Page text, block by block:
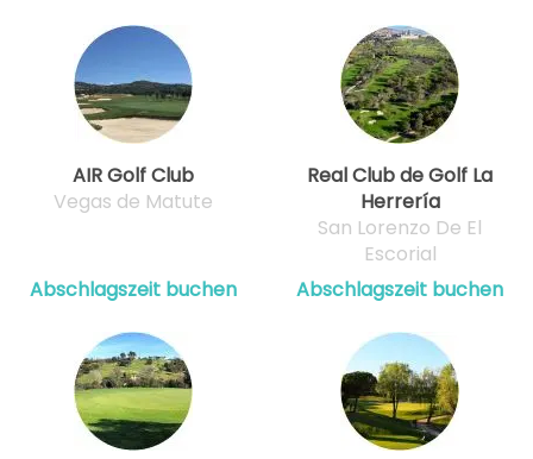
AIR Golf Club
Vegas de Matute
Abschlagszeit buchen
Real Club de Golf La
Herrería
San Lorenzo De El
Escorial
Abschlagszeit buchen